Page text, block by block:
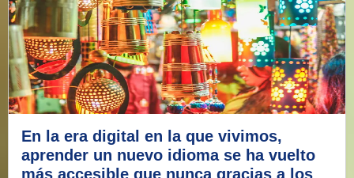
En la era digital en la que vivimos,
aprender un nuevo idioma se ha vuelto
más accesible que nunca gracias a los